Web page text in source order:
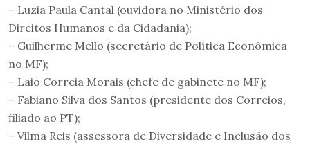
– Luzia Paula Cantal (ouvidora no Ministério dos
Direitos Humanos e da Cidadania);
– Guilherme Mello (secretário de Política Econômica
no MF);
– Laio Correia Morais (chefe de gabinete no MF);
– Fabiano Silva dos Santos (presidente dos Correios,
filiado ao PT);
– Vilma Reis (assessora de Diversidade e Inclusão dos